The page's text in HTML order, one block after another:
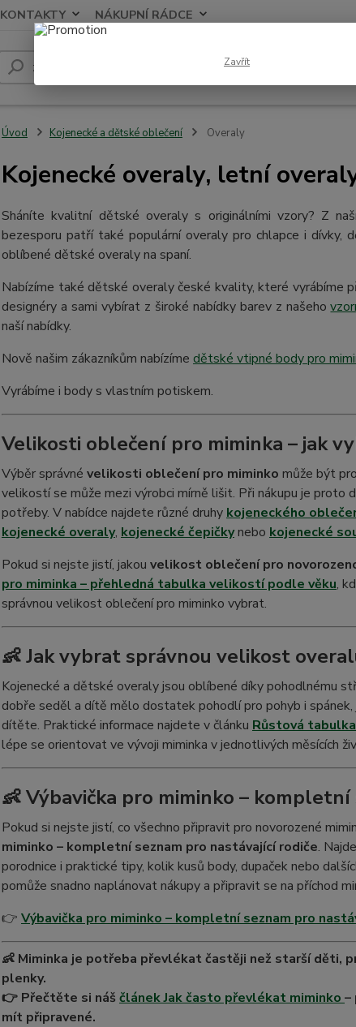
KONTAKTY NÁKUPNÍ RÁDCE
Hledat
Úvod Kojenecké a dětské oblečení Overaly
Kojenecké overaly, letní
Sháníte kvalitní dětské overaly s originálními vzory? Z
bezesporu patří také populární overaly pro chlapce i dívky,
oblíbené dětské overaly na spaní.
Nabízíme také dětské overaly české kvality, které vyrábíme
designéry a sami vybírat z široké nabídky barev z našeho
naší nabídky.
Nově našim zákazníkům nabízíme dětské vtipné body pro
Vyrábíme i body s vlastním potiskem.
Velikosti oblečení pro miminka – jak
Výběr správné velikosti oblečení pro miminko může být
velikostí se může mezi výrobci mírně lišit. Při nákupu je
potřeby. V nabídce najdete různé druhy kojeneckého
kojenecké overaly, kojenecké čepičkynebo kojenecké
Pokud si nejste jistí, jakou velikost oblečení pro
pro miminka – přehledná tabulka velikostí podle věku,
správnou velikost oblečení pro miminko vybrat.
👶 Jak vybrat správnou velikost
Kojenecké a dětské overaly jsou oblíbené díky pohodlnému
dobře seděl a dítě mělo dostatek pohodlí pro pohyb i
dítěte. Praktické informace najdete v článku Růstová
lépe se orientovat ve vývoji miminka v jednotlivých měsících
👶 Výbavička pro miminko –
Pokud si nejste jistí, co všechno připravit pro novorozené
miminko – kompletní seznam pro nastávající rodiče.
porodnice i praktické tipy, kolik kusů body, dupaček nebo
pomůže snadno naplánovat nákupy a připravit se na příchod
👉 Výbavička pro miminko – kompletní seznam pro
👶 Miminka je potřeba převlékat častěji než starší děti,
plenky.
👉 Přečtěte si náš článek Jak často převlékat miminko –
mít připravené.
Zavřít